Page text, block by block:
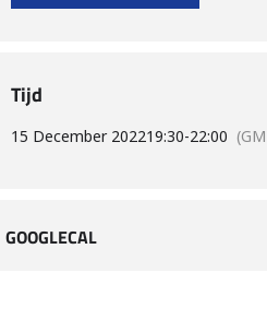
Tijd
15 December 202219:30-22:00
GOOGLECAL